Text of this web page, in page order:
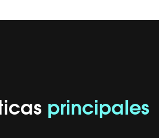
principales